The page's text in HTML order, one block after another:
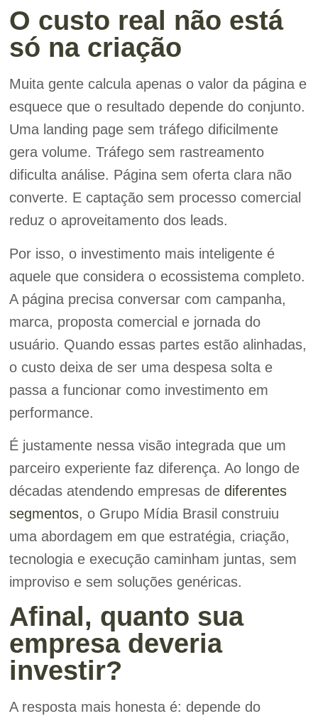
O custo real não está
só na criação
Muita gente calcula apenas o valor da página e
esquece que o resultado depende do conjunto.
Uma landing page sem tráfego dificilmente
gera volume. Tráfego sem rastreamento
dificulta análise. Página sem oferta clara não
converte. E captação sem processo comercial
reduz o aproveitamento dos leads.
Por isso, o investimento mais inteligente é
aquele que considera o ecossistema completo.
A página precisa conversar com campanha,
marca, proposta comercial e jornada do
usuário. Quando essas partes estão alinhadas,
o custo deixa de ser uma despesa solta e
passa a funcionar como investimento em
performance.
É justamente nessa visão integrada que um
parceiro experiente faz diferença. Ao longo de
décadas atendendo empresas de diferentes
segmentos, o Grupo Mídia Brasil construiu
uma abordagem em que estratégia, criação,
tecnologia e execução caminham juntas, sem
improviso e sem soluções genéricas.
Afinal, quanto sua
empresa deveria
investir?
A resposta mais honesta é: depende do